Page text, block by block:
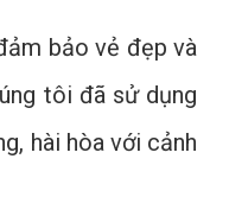
bảo vẻ đẹp và
tôi đã sử dụng
hài hòa với cảnh